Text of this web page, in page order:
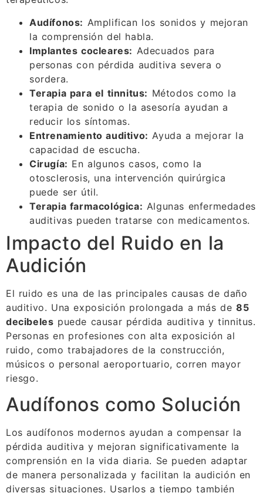
Audífonos: Amplifican los sonidos y mejoran
la comprensión del habla.
Implantes cocleares: Adecuados para
personas con pérdida auditiva severa o
sordera.
Terapia para el tinnitus: Métodos como la
terapia de sonido o la asesoría ayudan a
reducir los síntomas.
Entrenamiento auditivo: Ayuda a mejorar la
capacidad de escucha.
Cirugía: En algunos casos, como la
otosclerosis, una intervención quirúrgica
puede ser útil.
Terapia farmacológica: Algunas enfermedades
auditivas pueden tratarse con medicamentos.
Impacto del Ruido en la
Audición
El ruido es una de las principales causas de daño
auditivo. Una exposición prolongada a más de85
decibeles puede causar pérdida auditiva y tinnitus.
Personas en profesiones con alta exposición al
ruido, como trabajadores de la construcción,
músicos o personal aeroportuario, corren mayor
riesgo.
Audífonos como Solución
Los audífonos modernos ayudan a compensar la
pérdida auditiva y mejoran significativamente la
comprensión en la vida diaria. Se pueden adaptar
de manera personalizada y facilitan la audición en
diversas situaciones. Usarlos a tiempo también